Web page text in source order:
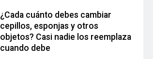
¿Cada cuánto debes cambiar
cepillos, esponjas y otros
objetos? Casi nadie los reemplaza
cuando debe